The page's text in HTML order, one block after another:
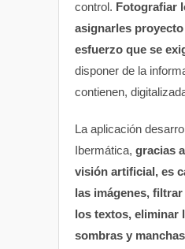
control. Fotografiar
asignarles
esfuerzo que se
disponer de la
contienen,
La aplicación
Ibermática, gracias
visión artificial, es
las imágenes,
los textos, eliminar
sombras y